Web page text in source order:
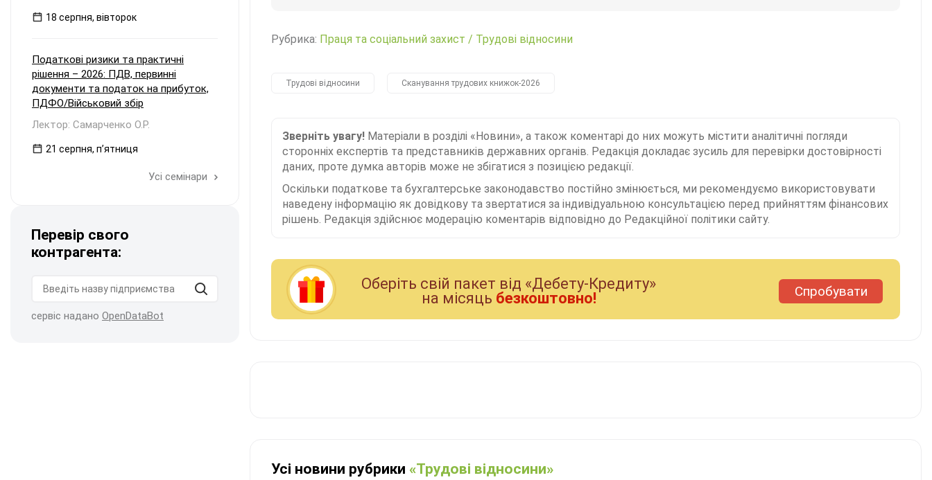
Рубрика: Праця та соціальний захист / Трудові відносини
Трудові відносини Сканування трудових книжок-2026
Зверніть увагу! Матеріали в розділі «Новини», а також коментарі до них можуть містити аналітичні погляди
сторонніх експертів та представників державних органів. Редакція докладає зусиль для перевірки достовірності
даних, проте думка авторів може не збігатися з позицією редакції.
Оскільки податкове та бухгалтерське законодавство постійно змінюється, ми рекомендуємо використовувати
наведену інформацію як довідкову та звертатися за індивідуальною консультацією перед прийняттям фінансових
рішень. Редакція здійснює модерацію коментарів відповідно до Редакційної політики сайту.
Оберiть свiй пакет вiд «Дебету-Кредиту»
на мiсяць безкоштовно! Спробувати
Усі новини рубрики «Трудові відносини»
18 серпня, вівторок
Податкові ризики та практичні
рішення – 2026: ПДВ, первинні
документи та податок на прибуток,
ПДФО/Військовий збір
Лектор: Самарченко О.Р.
21 серпня, пʼятниця
Усі семінари
Перевір свого
контрагента:
сервіс надано OpenDataBot